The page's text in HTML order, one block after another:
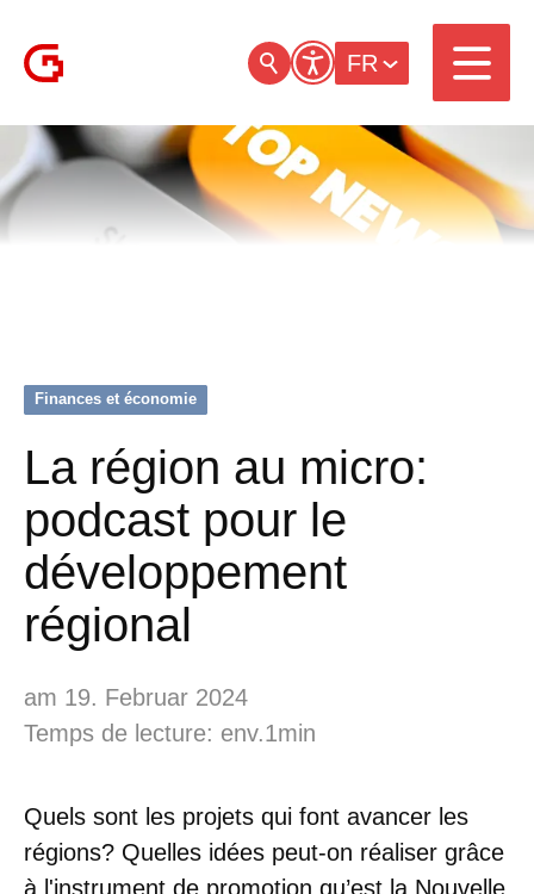
FR
Finances et économie
La région au micro:
podcast pour le
développement
régional
am 19. Februar 2024
Temps de lecture: env.1min
Quels sont les projets qui font avancer les
régions? Quelles idées peut-on réaliser grâce
à l'instrument de promotion qu’est la Nouvelle